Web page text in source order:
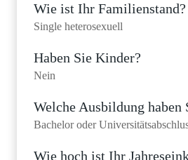
Wie ist Ihr Familienstand?
Single heterosexuell
Haben Sie Kinder?
Nein
Welche Ausbildung haben
Bachelor oder
Wie hoch ist Ihr